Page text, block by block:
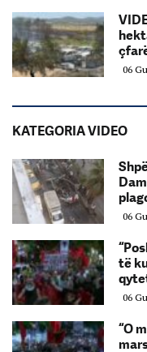
06
KATEGORIA VIDEO
06
të
06
“O